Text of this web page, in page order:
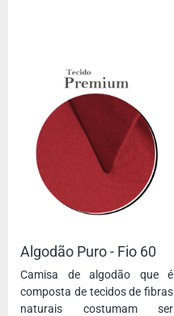
Algodão Puro - Fio 60
Camisa de algodão que é
composta de tecidos de fibras
naturais costumam ser